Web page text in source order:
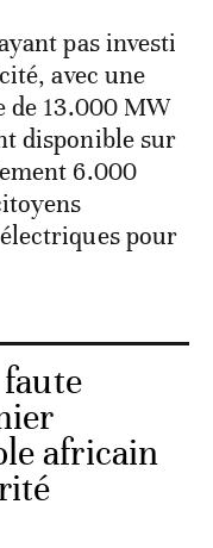
pas investi
avec une
de 13.000 MW
disponible sur
6.000
pour
africain